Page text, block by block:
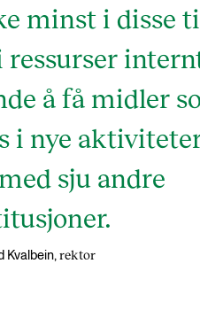
minst i disse
å få midler
i nye
sju andre
Kvalbein, rektor